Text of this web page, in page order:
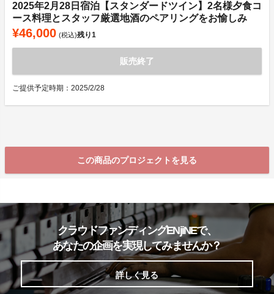
2025年2月28日宿泊【スタンダードツイン】2名様夕食コ
ース料理とスタッフ厳選地酒のペアリングをお愉しみ
¥46,000 (税込)残り1
販売終了
ご提供予定時期：2025/2/28
この商品のプロジェクトを見る
クラウドファンディングENjiNEで、
あなたの企画を実現してみませんか？
詳しく見る